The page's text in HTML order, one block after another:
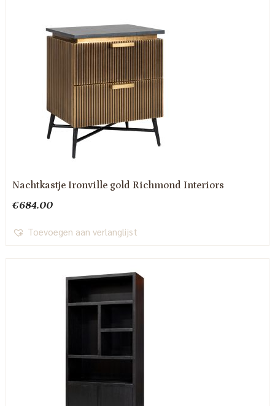
Nachtkastje Ironville gold Richmond Interiors
€684.00
Toevoegen aan verlanglijst